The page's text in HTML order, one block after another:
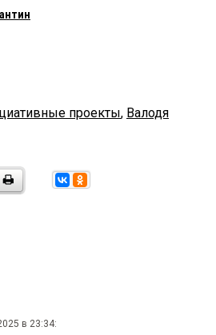
проекты, Валодя
в 23:34: